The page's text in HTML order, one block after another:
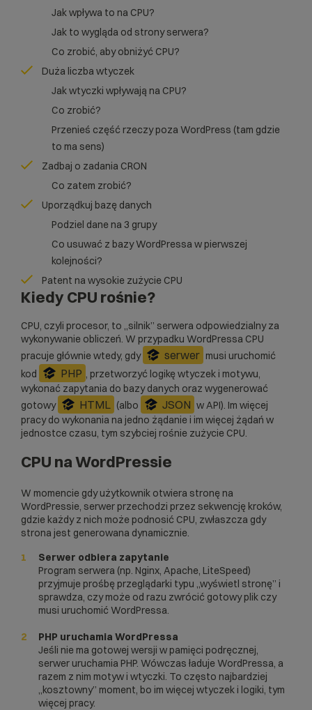
Jak wpływa to na CPU?
Jak to wygląda od strony serwera?
Co zrobić, aby obniżyć CPU?
Duża liczba wtyczek
Jak wtyczki wpływają na CPU?
Co zrobić?
Przenieś część rzeczy poza WordPress (tam gdzie
to ma sens)
Zadbaj o zadania CRON
Co zatem zrobić?
Uporządkuj bazę danych
Podziel dane na 3 grupy
Co usuwać z bazy WordPressa w pierwszej
kolejności?
Patent na wysokie zużycie CPU
Kiedy CPU rośnie?
CPU, czyli procesor, to „silnik” serwera odpowiedzialny za
wykonywanie obliczeń. W przypadku WordPressa CPU
pracuje głównie wtedy, gdy
serwer musi uruchomić
kod
PHP , przetworzyć logikę wtyczek i motywu,
wykonać zapytania do bazy danych oraz wygenerować
gotowy
HTML (albo JSON w API). Im więcej
pracy do wykonania na jedno żądanie i im więcej żądań w
jednostce czasu, tym szybciej rośnie zużycie CPU.
CPU na WordPressie
W momencie gdy użytkownik otwiera stronę na
WordPressie, serwer przechodzi przez sekwencję kroków,
gdzie każdy z nich może podnosić CPU, zwłaszcza gdy
strona jest generowana dynamicznie.
Serwer odbiera zapytanie
Program serwera (np. Nginx, Apache, LiteSpeed)
przyjmuje prośbę przeglądarki typu „wyświetl stronę” i
sprawdza, czy może od razu zwrócić gotowy plik czy
musi uruchomić WordPressa.
PHP uruchamia WordPressa
Jeśli nie ma gotowej wersji w pamięci podręcznej,
serwer uruchamia PHP. Wówczas ładuje WordPressa, a
razem z nim motyw i wtyczki. To często najbardziej
„kosztowny” moment, bo im więcej wtyczek i logiki, tym
więcej pracy.